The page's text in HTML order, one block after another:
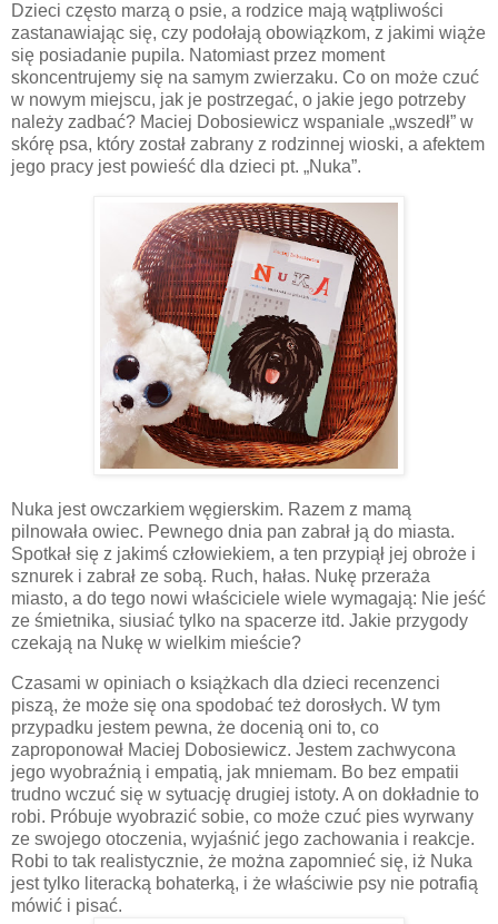
Dzieci często marzą o psie, a rodzice mają wątpliwości
zastanawiając się, czy podołają obowiązkom, z jakimi wiąże
się posiadanie pupila. Natomiast przez moment
skoncentrujemy się na samym zwierzaku. Co on może czuć
w nowym miejscu, jak je postrzegać, o jakie jego potrzeby
należy zadbać? Maciej Dobosiewicz wspaniale „wszedł” w
skórę psa, który został zabrany z rodzinnej wioski, a afektem
jego pracy jest powieść dla dzieci pt. „Nuka”.
Nuka jest owczarkiem węgierskim. Razem z mamą
pilnowała owiec. Pewnego dnia pan zabrał ją do miasta.
Spotkał się z jakimś człowiekiem, a ten przypiął jej obroże i
sznurek i zabrał ze sobą. Ruch, hałas. Nukę przeraża
miasto, a do tego nowi właściciele wiele wymagają: Nie jeść
ze śmietnika, siusiać tylko na spacerze itd. Jakie przygody
czekają na Nukę w wielkim mieście?
Czasami w opiniach o książkach dla dzieci recenzenci
piszą, że może się ona spodobać też dorosłych. W tym
przypadku jestem pewna, że docenią oni to, co
zaproponował Maciej Dobosiewicz. Jestem zachwycona
jego wyobraźnią i empatią, jak mniemam. Bo bez empatii
trudno wczuć się w sytuację drugiej istoty. A on dokładnie to
robi. Próbuje wyobrazić sobie, co może czuć pies wyrwany
ze swojego otoczenia, wyjaśnić jego zachowania i reakcje.
Robi to tak realistycznie, że można zapomnieć się, iż Nuka
jest tylko literacką bohaterką, i że właściwie psy nie potrafią
mówić i pisać.